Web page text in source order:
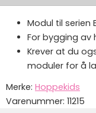
Modul til serien
For bygging av
Krever at du
moduler for å
Merke: Hoppekids
Varenummer: 11215